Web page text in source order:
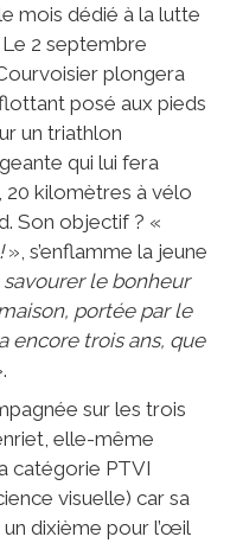
mois dédié à la lutte
2 septembre
plongera
posé aux pieds
un triathlon
qui lui fera
20 kilomètres à vélo
Son objectif ? «
», s’enflamme la jeune
savourer le bonheur
portée par le
encore trois ans, que
sur les trois
elle-même
catégorie PTVI
visuelle) car sa
dixième pour l’œil